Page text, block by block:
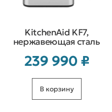
KitchenAid KF7,
нержавеющая сталь
239 990 ₽
В корзину